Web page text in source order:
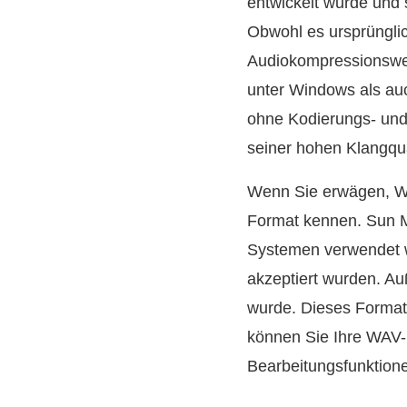
Obwohl es
unter Windows als
ohne Kodierungs-
seiner hohen
Wenn Sie erwägen,
Format kennen. Sun
Systemen verwendet
akzeptiert wurden.
wurde. Dieses
können Sie Ihre